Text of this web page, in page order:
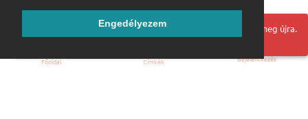
Engedélyezem
Hoppá! Valami hiba történt. Frissítse az oldalt és próbálja meg újra.
Főoldal Címkék Bejelentkezés